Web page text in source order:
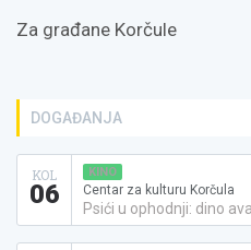
Za građane Korčule
DOGAĐANJA
KOL
06
KINO
Centar za kulturu Korčula
Psići u ophodnji: dino